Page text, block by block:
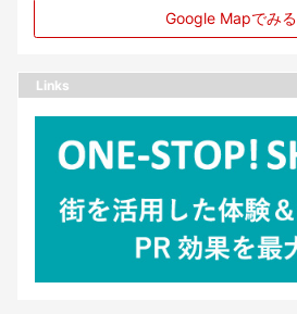
Google Mapでみる
Links